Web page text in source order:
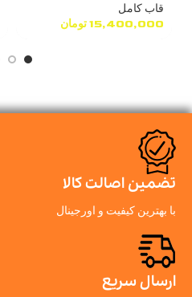
قاب کامل
15,400,000تومان
تضمین اصالت کالا
با بهترین کیفیت و اورجینال
ارسال سریع